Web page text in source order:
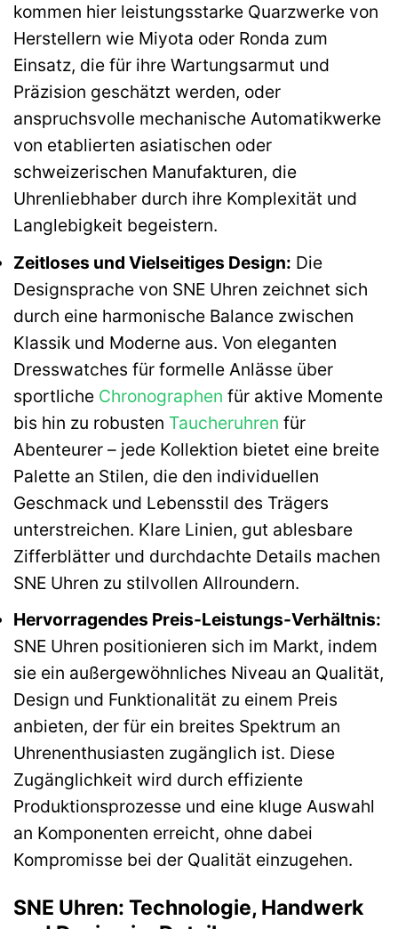
kommen hier leistungsstarke Quarzwerke von
Herstellern wie Miyota oder Ronda zum
Einsatz, die für ihre Wartungsarmut und
Präzision geschätzt werden, oder
anspruchsvolle mechanische Automatikwerke
von etablierten asiatischen oder
schweizerischen Manufakturen, die
Uhrenliebhaber durch ihre Komplexität und
Langlebigkeit begeistern.
Zeitloses und Vielseitiges Design: Die
Designsprache von SNE Uhren zeichnet sich
durch eine harmonische Balance zwischen
Klassik und Moderne aus. Von eleganten
Dresswatches für formelle Anlässe über
sportliche Chronographen für aktive Momente
bis hin zu robusten Taucheruhren für
Abenteurer – jede Kollektion bietet eine breite
Palette an Stilen, die den individuellen
Geschmack und Lebensstil des Trägers
unterstreichen. Klare Linien, gut ablesbare
Zifferblätter und durchdachte Details machen
SNE Uhren zu stilvollen Allroundern.
Hervorragendes Preis-Leistungs-Verhältnis:
SNE Uhren positionieren sich im Markt, indem
sie ein außergewöhnliches Niveau an Qualität,
Design und Funktionalität zu einem Preis
anbieten, der für ein breites Spektrum an
Uhrenenthusiasten zugänglich ist. Diese
Zugänglichkeit wird durch effiziente
Produktionsprozesse und eine kluge Auswahl
an Komponenten erreicht, ohne dabei
Kompromisse bei der Qualität einzugehen.
SNE Uhren: Technologie, Handwerk